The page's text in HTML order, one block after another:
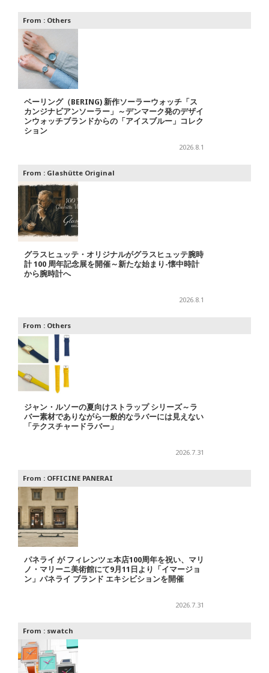
From : Others
ベーリング（BERING) 新作ソーラーウォッチ「ス
カンジナビアンソーラー」～デンマーク発のデザイ
ンウォッチブランドからの「アイスブルー」コレク
ション
2026.8.1
From : Glashütte Original
グラスヒュッテ・オリジナルがグラスヒュッテ腕時
計 100 周年記念展を開催～新たな始まり-懐中時計
から腕時計へ
2026.8.1
From : Others
ジャン・ルソーの夏向けストラップ シリーズ～ラ
バー素材でありながら一般的なラバーには見えない
「テクスチャードラバー」
2026.7.31
From : OFFICINE PANERAI
パネライ が フィレンツェ本店100周年を祝い、マリ
ノ・マリーニ美術館にて9月11日より「イマージョ
ン」パネライ ブランド エキシビションを開催
2026.7.31
From : swatch